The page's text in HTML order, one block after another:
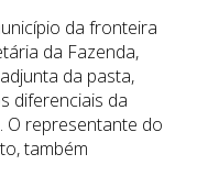
da fronteira
da Fazenda,
da pasta,
diferenciais da
O representante do
também